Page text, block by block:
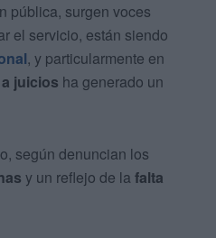
pública, surgen voces
el servicio, están siendo
, y particularmente en
juicios ha generado un
según denuncian los
y un reflejo de la falta